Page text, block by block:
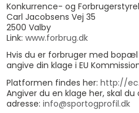
Konkurrence- og
Carl Jacobsens Vej 35
2500 Valby
Link: www.forbrug.dk
Hvis du er forbruger med
angive din klage i EU
Platformen findes her: http://
Angiver du en klage her, skal
adresse: info@sportogprofil.dk